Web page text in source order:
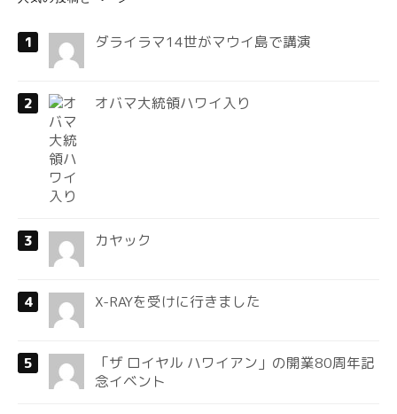
ダライラマ14世がマウイ島で講演
オバマ大統領ハワイ入り
カヤック
X-RAYを受けに行きました
「ザ ロイヤル ハワイアン」の開業80周年記
念イベント